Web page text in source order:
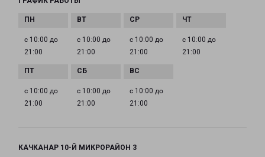
с 10:00 до
21:00
с 10:00 до
21:00
с 10:00 до
21:00
с 10:00 до
21:00
с 10:00 до
21:00
с 10:00 до
21:00
с 10:00 до
21:00
КАЧКАНАР 10-Й МИКРОРАЙОН 3